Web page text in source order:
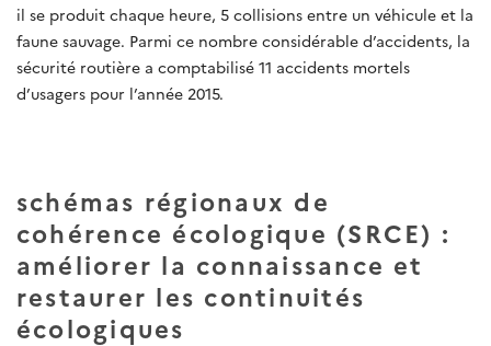
il se produit chaque heure, 5 collisions entre un véhicule et la
faune sauvage. Parmi ce nombre considérable d’accidents, la
sécurité routière a comptabilisé 11 accidents mortels
d’usagers pour l’année 2015.
schémas régionaux de
cohérence écologique (SRCE) :
améliorer la connaissance et
restaurer les continuités
écologiques